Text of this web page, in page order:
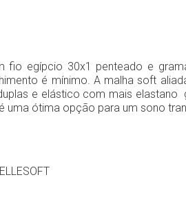
egípcio 30x1 penteado e
é mínimo. A malha soft
e elástico com mais
uma ótima opção para um sono